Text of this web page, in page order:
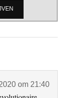
om 21:40